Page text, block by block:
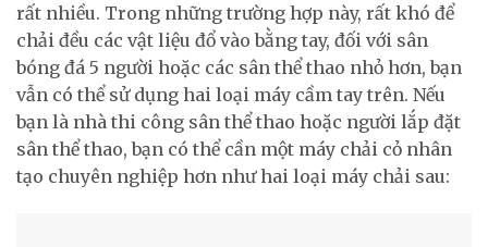
rất nhiều. Trong những trường hợp này, rất khó để
chải đều các vật liệu đổ vào bằng tay, đối với sân
bóng đá 5 người hoặc các sân thể thao nhỏ hơn, bạn
vẫn có thể sử dụng hai loại máy cầm tay trên. Nếu
bạn là nhà thi công sân thể thao hoặc người lắp đặt
sân thể thao, bạn có thể cần một máy chải cỏ nhân
tạo chuyên nghiệp hơn như hai loại máy chải sau: